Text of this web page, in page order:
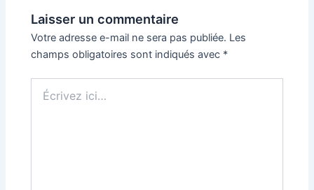
Laisser un commentaire
Votre adresse e-mail ne sera pas publiée. Les
champs obligatoires sont indiqués avec *
ici…